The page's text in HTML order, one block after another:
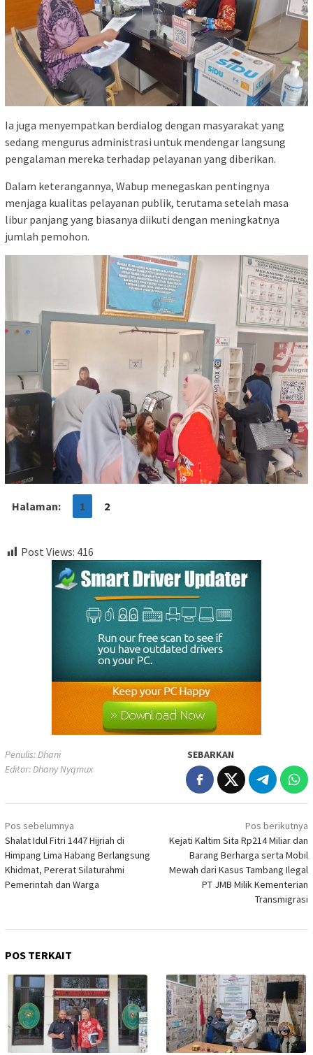
Ia juga menyempatkan berdialog dengan masyarakat yang
sedang mengurus administrasi untuk mendengar langsung
pengalaman mereka terhadap pelayanan yang diberikan.
Dalam keterangannya, Wabup menegaskan pentingnya
menjaga kualitas pelayanan publik, terutama setelah masa
libur panjang yang biasanya diikuti dengan meningkatnya
jumlah pemohon.
Halaman: 1 2
Post Views: 416
Penulis: Dhani
Editor: Dhany Nyqmux
SEBARKAN
Navigasi
pos
Pos sebelumnya
Shalat Idul Fitri 1447 Hijriah di
Himpang Lima Habang Berlangsung
Khidmat, Pererat Silaturahmi
Pemerintah dan Warga
Pos berikutnya
Kejati Kaltim Sita Rp214 Miliar dan
Barang Berharga serta Mobil
Mewah dari Kasus Tambang Ilegal
PT JMB Milik Kementerian
Transmigrasi
POS TERKAIT